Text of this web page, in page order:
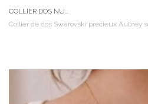
COLLIER DOS NU...
Collier de dos Swarovski précieux Aubrey